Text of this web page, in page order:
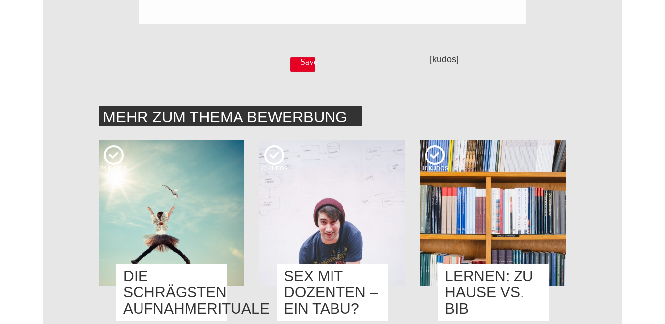
Save [kudos]
MEHR ZUM THEMA BEWERBUNG
24 KUDOS
DIE
SCHRÄGSTEN
AUFNAHMERITUALE
23 KUDOS
SEX MIT
DOZENTEN –
EIN TABU?
18 KUDOS
LERNEN: ZU
HAUSE VS.
BIB